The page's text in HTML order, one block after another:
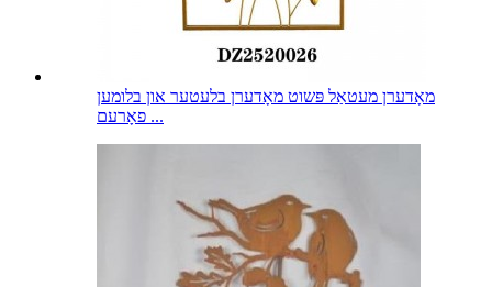
מאָדערן מעטאַל פּשוט מאָדערן בלעטער און בלומען
פאָרעם ...